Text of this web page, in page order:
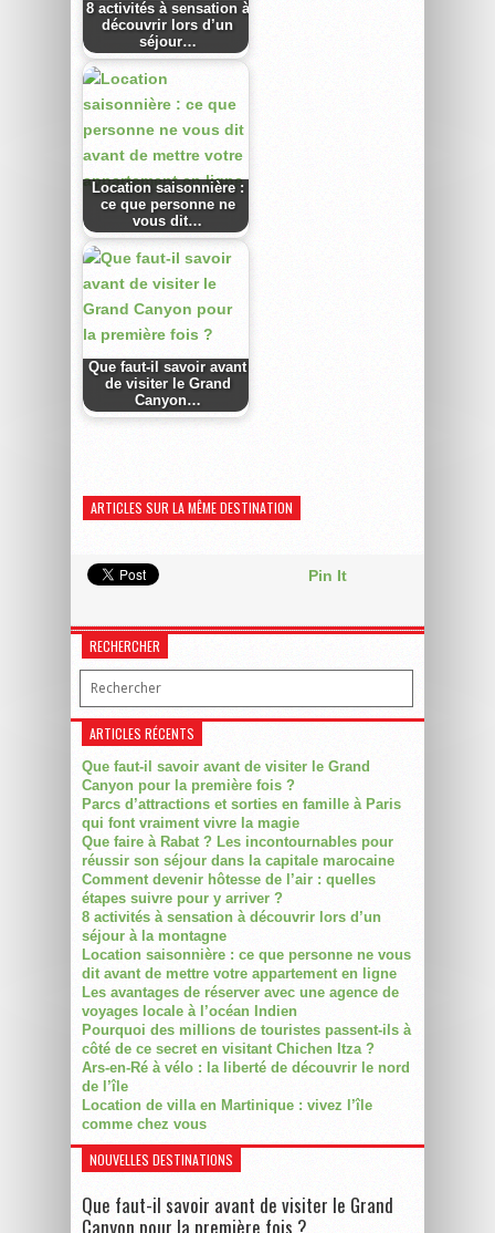
8 activités à sensation à
découvrir lors d’un
séjour…
Location saisonnière :
ce que personne ne
vous dit…
Que faut-il savoir avant
de visiter le Grand
Canyon…
ARTICLES SUR LA MÊME DESTINATION
Pin It
RECHERCHER
ARTICLES RÉCENTS
Que faut-il savoir avant de visiter le Grand
Canyon pour la première fois ?
Parcs d’attractions et sorties en famille à Paris
qui font vraiment vivre la magie
Que faire à Rabat ? Les incontournables pour
réussir son séjour dans la capitale marocaine
Comment devenir hôtesse de l’air : quelles
étapes suivre pour y arriver ?
8 activités à sensation à découvrir lors d’un
séjour à la montagne
Location saisonnière : ce que personne ne vous
dit avant de mettre votre appartement en ligne
Les avantages de réserver avec une agence de
voyages locale à l’océan Indien
Pourquoi des millions de touristes passent-ils à
côté de ce secret en visitant Chichen Itza ?
Ars-en-Ré à vélo : la liberté de découvrir le nord
de l’île
Location de villa en Martinique : vivez l’île
comme chez vous
NOUVELLES DESTINATIONS
Que faut-il savoir avant de visiter le Grand
Canyon pour la première fois ?